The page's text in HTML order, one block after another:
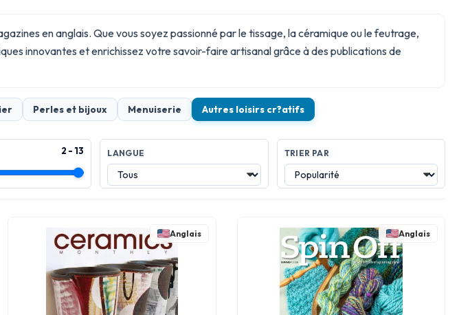
en anglais. Que vous soyez passionné par le tissage, la céramique ou le feutrage,
innovantes et enrichissez votresavoir-faire artisanalgrâce à des publications de
Perles et bijoux Menuiserie Autres loisirs cr?atifs
2 - 13 LANGUE TRIER PAR
Anglais Anglais